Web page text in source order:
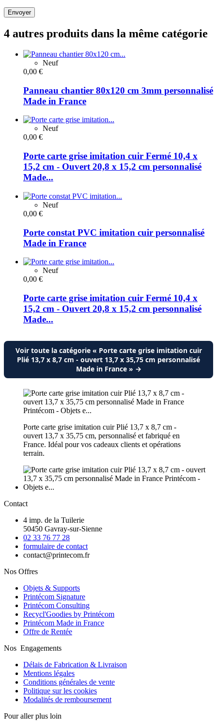
Envoyer
4 autres produits dans la même catégorie
Neuf
0,00 €
Panneau chantier 80x120 cm 3mm personnalisé
Made in France
Neuf
0,00 €
Porte carte grise imitation cuir Fermé 10,4 x
15,2 cm - Ouvert 20,8 x 15,2 cm personnalisé
Made...
Neuf
0,00 €
Porte constat PVC imitation cuir personnalisé
Made in France
Neuf
0,00 €
Porte carte grise imitation cuir Fermé 10,4 x
15,2 cm - Ouvert 20,8 x 15,2 cm personnalisé
Made...
Voir toute la catégorie « Porte carte grise imitation cuir
Plié 13,7 x 8,7 cm - ouvert 13,7 x 35,75 cm personnalisé
Made in France » →
Porte carte grise imitation cuir Plié 13,7 x 8,7 cm -
ouvert 13,7 x 35,75 cm, personnalisé et fabriqué en
France. Idéal pour vos cadeaux clients et opérations
terrain.
Contact
4 imp. de la Tuilerie
50450 Gavray-sur-Sienne
02 33 76 77 28
formulaire de contact
contact@printecom.fr
Nos Offres
Objets & Supports
Printécom Signature
Printécom Consulting
Recycl'Goodies by Printécom
Printécom Made in France
Offre de Rentée
Nos Engagements
Délais de Fabrication & Livraison
Mentions légales
Conditions générales de vente
Politique sur les cookies
Modalités de remboursement
Pour aller plus loin